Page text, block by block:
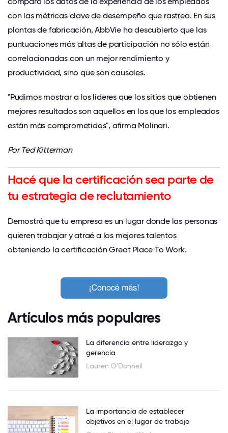
con las métricas clave de desempeño que rastrea. En sus
plantas de fabricación, AbbVie ha descubierto que las
puntuaciones más altas de participación no sólo están
correlacionadas con un mejor rendimiento y
productividad, sino que son causales.
"Pudimos mostrar a los líderes que los sitios que obtienen
mejores resultados son aquellos en los que los empleados
están más comprometidos", afirma Molinari.
Por Ted Kitterman
Hacé que la certificación sea parte de
tu estrategia de reclutamiento
Demostrá que tu empresa es un lugar donde las personas
quieren trabajar y atraé a los mejores talentos
obteniendo la certificación Great Place To Work.
Artículos más populares
La diferencia entre liderazgo y
gerencia
Lauren O'Donnell
La importancia de establecer
objetivos en el lugar de trabajo